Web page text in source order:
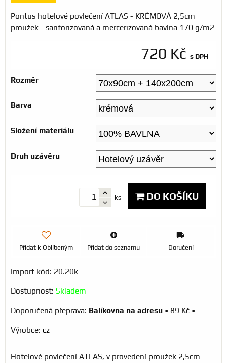
Pontus hotelové povlečení ATLAS - KRÉMOVÁ 2,5cm
proužek - sanforizovaná a mercerizovaná bavlna 170 g/m2
720 Kč s DPH
Rozměr
Barva
Složení materiálu
Druh uzávěru
ks DO KOŠÍKU
Přidat k Oblíbeným Přidat do seznamu Doručení
Import kód: 20.20k
Dostupnost: Skladem
Balíkovna na adresu • 89 Kč •
Výrobce: cz
Hotelové povlečení ATLAS, v provedení proužek 2,5cm -